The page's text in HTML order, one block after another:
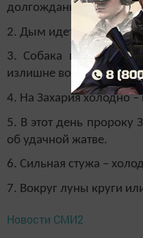
долгожданному теплу.
2. Дым идет вниз по
3. Собака валяется в
излишне возбужденно –
4. На Захария холодно
5. В этот день
об удачной жатве.
6. Сильная стужа –
7. Вокруг луны круги
Новости СМИ2